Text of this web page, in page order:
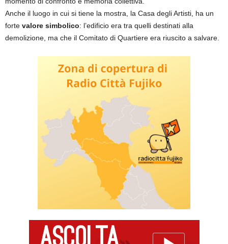
Anche il luogo in cui si tiene la mostra, la Casa degli Artisti, ha un
forte valore simbolico: l’edificio era tra quelli destinati alla
demolizione, ma che il Comitato di Quartiere era riuscito a salvare.